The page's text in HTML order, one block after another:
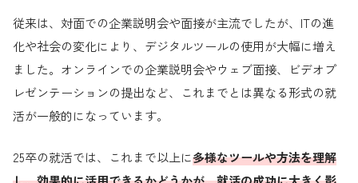
従来は、対面での企業説明会や面接が主流でしたが、ITの進
化や社会の変化により、デジタルツールの使用が大幅に増え
ました。オンラインでの企業説明会やウェブ面接、ビデオプ
レゼンテーションの提出など、これまでとは異なる形式の就
活が一般的になっています。
25卒の就活では、これまで以上に多様なツールや方法を理解